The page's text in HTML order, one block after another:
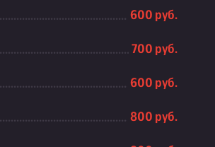
600 руб.
700 руб.
600 руб.
800 руб.